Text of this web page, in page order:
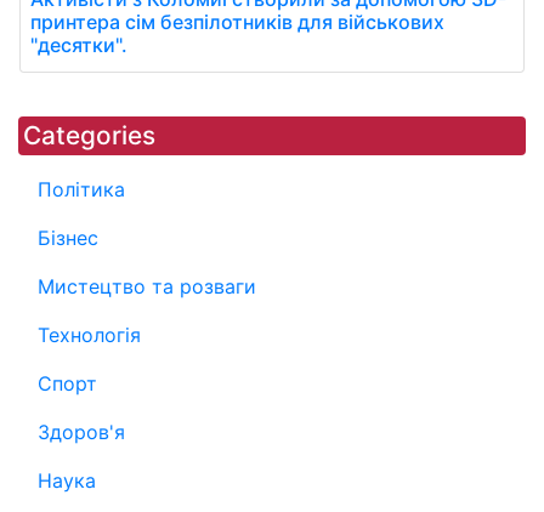
принтера сім безпілотників для військових
"десятки".
Categories
Політика
Бізнес
Мистецтво та розваги
Технологія
Спорт
Здоров'я
Наука